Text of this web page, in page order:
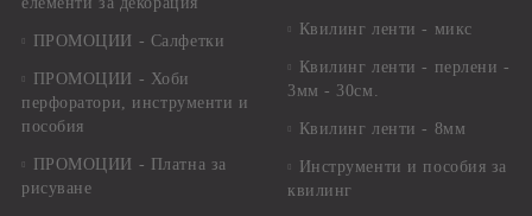
ПРОМОЦИИ - Салфетки
ПРОМОЦИИ - Хоби
перфоратори, инструменти и
пособия
ПРОМОЦИИ - Платна за
рисуване
Квилинг ленти - микс
Квилинг ленти - перлени -
3мм - 30см.
Квилинг ленти - 8мм
Инструменти и пособия за
квилинг